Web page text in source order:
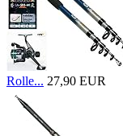
Rolle... 27,90 EUR